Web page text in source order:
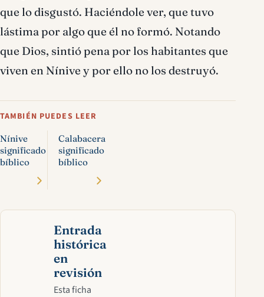
que lo disgustó. Haciéndole ver, que tuvo
lástima por algo que él no formó. Notando
que Dios, sintió pena por los habitantes que
viven en Nínive y por ello no los destruyó.
TAMBIÉN PUEDES LEER
Nínive
significado
bíblico
Calabacera
significado
bíblico
Entrada
histórica
en
revisión
Esta ficha